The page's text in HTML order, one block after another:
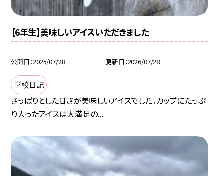
【6年生】美味しいアイスいただきました
公開日 2026/07/28 更新日 2026/07/28
学校日記
さっぱりとした甘さが美味しいアイスでした。カップにたっぷ
り入ったアイスは大満足の...